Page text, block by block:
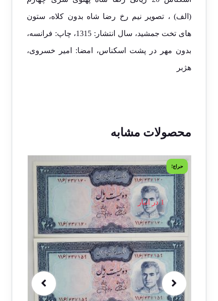
(الف) ، تصویر نیم رخ رضا شاه بدون کلاه، ستون
های تخت جمشید، سال انتشار: 1315، چاپ: فرانسه،
بدون مهر در پشت اسکناس، امضا: امیر خسروی،
هژبر
محصولات مشابه
حراج!
1 در انبار